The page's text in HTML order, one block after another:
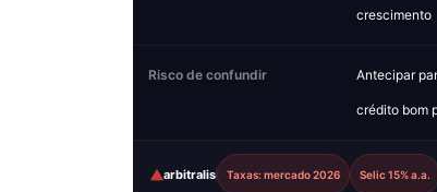
crescimento
Risco de confundir Antecipar
crédito bom
arbitralis Taxas: mercado 2026 Selic 15% a.a.